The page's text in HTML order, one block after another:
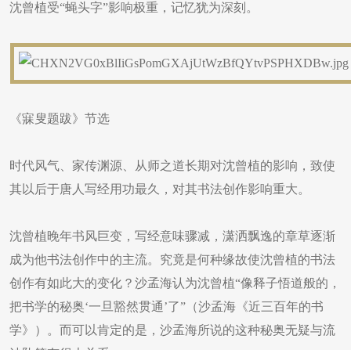
沈曾植受“蝇头字”影响极重，记忆犹为深刻。
《寐叟题跋》节选
时代风气、家传渊源、从师之道长期对沈曾植的影响，致使
其以后于唐人写经用功最久，对其书法创作影响重大。
沈曾植晚年书风巨变，写经意味骤减，潇洒飘逸的章草逐渐
成为他书法创作中的主流。究竟是何种缘故使沈曾植的书法
创作有如此大的变化？沙孟海认为沈曾植“像释子悟道般的，
把书学的秘奥‘一旦豁然贯通’了”（沙孟海《近三百年的书
学》）。而可以肯定的是，沙孟海所说的这种秘奥无疑与流